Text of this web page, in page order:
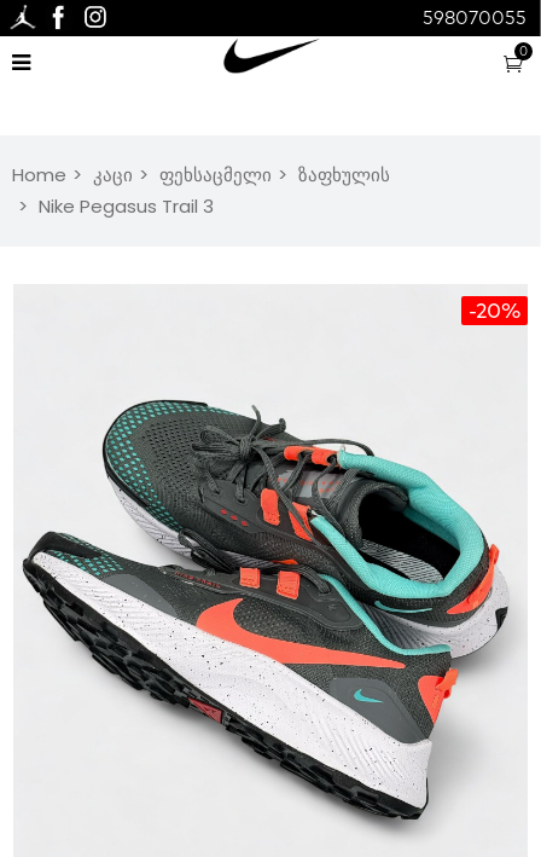
0
598070055
Home კაცი ფეხსაცმელი
ზაფხულის
Nike Pegasus Trail 3
-20%